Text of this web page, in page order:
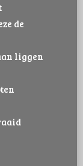
de
liggen